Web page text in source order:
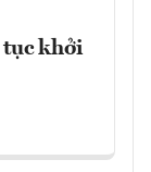
khởi